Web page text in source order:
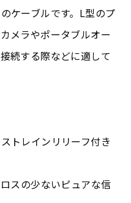
ケーブルです。L型のプ
メラやポータブルオー
続する際などに適して
トレインリリーフ付き
スの少ないピュアな信